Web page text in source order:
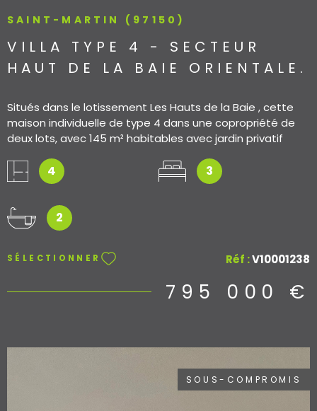
SAINT-MARTIN (97150)
VILLA TYPE 4 - SECTEUR
HAUT DE LA BAIE ORIENTALE.
Situés dans le lotissement Les Hauts de la Baie , cette
maison individuelle de type 4 dans une copropriété de
deux lots, avec 145 m² habitables avec jardin privatif
exceptionnel. Au rez-de-chaussée, elle dispose d’un
vaste séjour lumineux avec cuisine ouverte, de deux
indépendant et de dégagements fonctionnels. Les
pièces principales s’ouvrent sur une terrasse couverte et
vue et de la piscine. À l’étage, une spacieuse suite
complète ce bien. La maison bénéficie également de
4 3
2
SÉLECTIONNER Réf :V10001238
795 000 €
SOUS-COMPROMIS